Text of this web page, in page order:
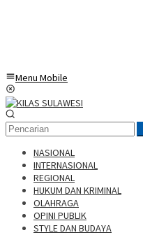
Menu Mobile
NASIONAL
INTERNASIONAL
REGIONAL
HUKUM DAN KRIMINAL
OLAHRAGA
OPINI PUBLIK
STYLE DAN BUDAYA